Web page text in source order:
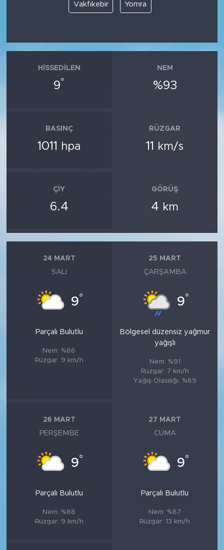
Vakfıkebir Yomra
HISSEDILEN
9°
NEM
%93
BASINÇ
1011 hpa
RÜZGAR
11 km/s
ÇIY
6.4
GÖRÜŞ
4 km
24 MART
SALI
9°
Parçalı Bulutlu
Nem: %86
Rüzgar: 9 km/h
25 MART
ÇARŞAMBA
9°
Bölgesel düzensiz yağmur
yağışlı
Nem: %91
Rüzgar: 7 km/h
Yağış Olasılığı: %89
26 MART
PERŞEMBE
9°
Parçalı Bulutlu
Nem: %88
Rüzgar: 9 km/h
27 MART
CUMA
9°
Parçalı Bulutlu
Nem: %87
Rüzgar: 13 km/h